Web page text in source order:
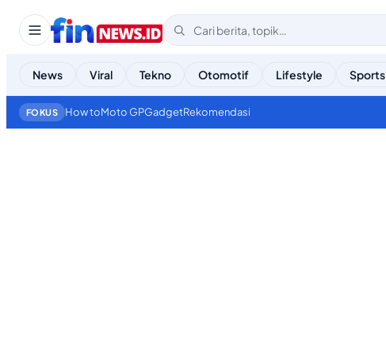
News Viral Tekno Otomotif Lifestyle Sports
FOKUS How toMoto GPGadgetRekomendasi